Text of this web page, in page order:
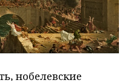
нобелевские